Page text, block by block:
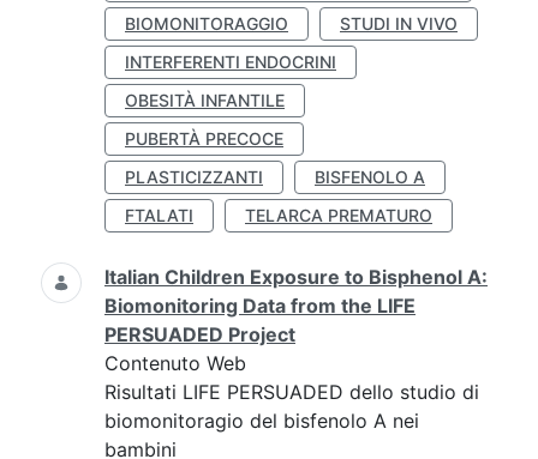
BIOMONITORAGGIO
STUDI IN VIVO
INTERFERENTI ENDOCRINI
OBESITÀ INFANTILE
PUBERTÀ PRECOCE
PLASTICIZZANTI
BISFENOLO A
FTALATI
TELARCA PREMATURO
Italian Children Exposure to Bisphenol A:
Biomonitoring Data from the LIFE
PERSUADED Project
Contenuto Web
Risultati LIFE PERSUADED dello studio di
biomonitoragio del bisfenolo A nei
bambini